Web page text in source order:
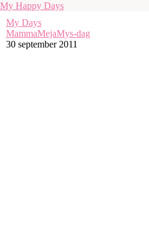
My Happy Days
My Days
MammaMejaMys-dag
30 september 2011